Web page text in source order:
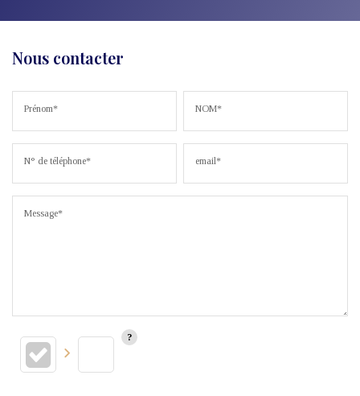
Nous contacter
Prénom* NOM*
N° de téléphone* email*
Message*